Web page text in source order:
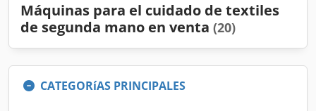
Máquinas para el cuidado de textiles
de segunda mano en venta (20)
CATEGORíAS PRINCIPALES